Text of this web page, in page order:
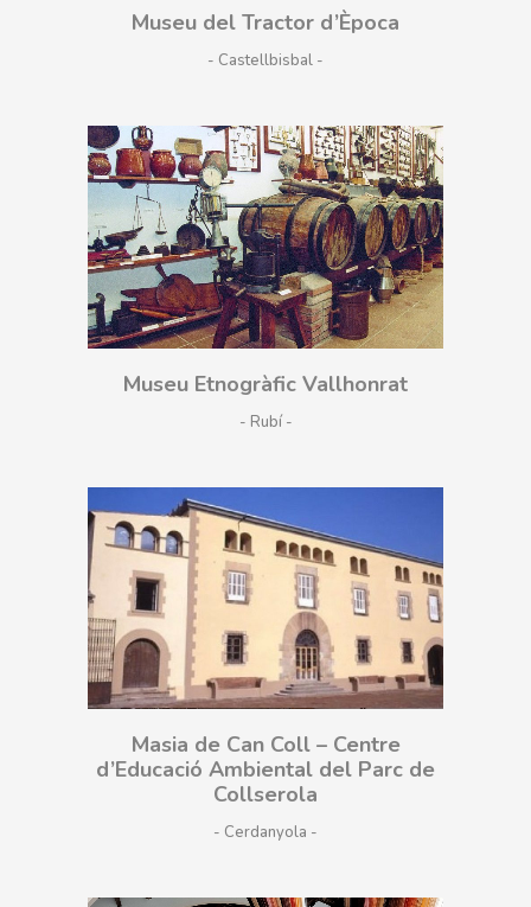
Museu del Tractor d’Època
- Castellbisbal
Museu Etnogràfic Vallhonrat
- Rubí
Masia de Can Coll – Centre
d’Educació Ambiental del Parc de
Collserola
- Cerdanyola